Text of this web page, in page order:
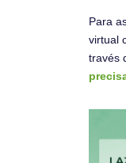
Para
virtual
través